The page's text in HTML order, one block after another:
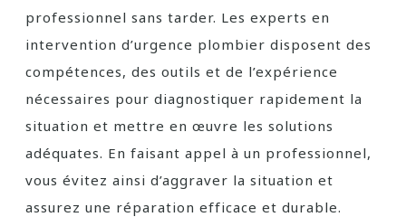
professionnel sans tarder. Les experts en
intervention d’urgence plombier disposent des
compétences, des outils et de l’expérience
nécessaires pour diagnostiquer rapidement la
situation et mettre en œuvre les solutions
adéquates. En faisant appel à un professionnel,
vous évitez ainsi d’aggraver la situation et
assurez une réparation efficace et durable.